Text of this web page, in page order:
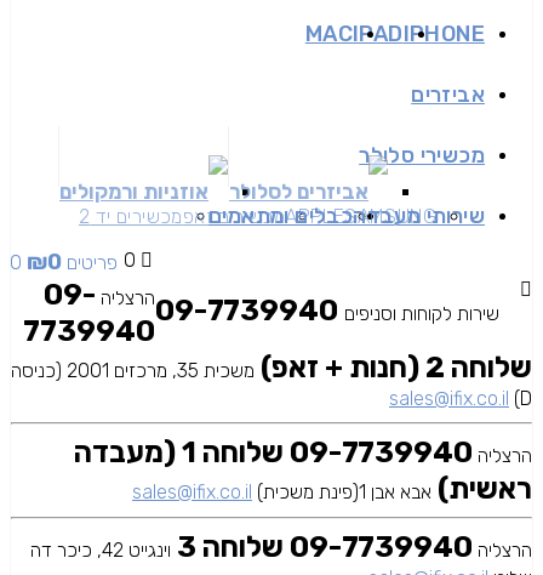
IPHONE
IPAD
MAC
אביזרים
אביזרים לסלולר אוזניות ורמקולים
מכשירי סלולר
SAMSUNG
APPLEמכשירים זאפמכשירים יד 2 שירותי מעבדהכבלים ומתאמים
0 0 פריטים ₪0
שירות לקוחות וסניפים
הרצליה 09-
7739940
שלוחה 2 (חנות + זאפ)
משכית 35, מרכזים 2001 (כניסה
D)
sales@ifix.co.il
הרצליה
09-7739940 שלוחה 1 (מעבדה
ראשית) אבא אבן 1(פינת משכית) sales@ifix.co.il
הרצליה 09-7739940 שלוחה 3
וינגייט 42, כיכר דה